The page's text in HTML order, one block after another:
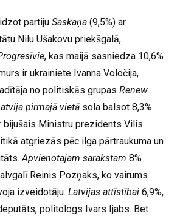
partiju Saskaņa (9,5%) ar
Nilu Ušakovu priekšgalā,
, kas maijā sasniedza 10,6%
ir ukrainiete Ivanna Voločija,
no politiskās grupas Renew
pirmajā vietā sola balsot 8,3%
bijušais Ministru prezidents Vilis
atgriezās pēc ilga pārtraukuma un
Apvienotajam sarakstam 8%
Reinis Pozņaks, ko vairums
izveidotāju. Latvijas attīstībai 6,9%,
politologs Ivars Ijabs. Bet